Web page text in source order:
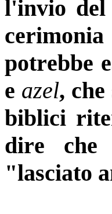
l'invio del
potrebbe
e azel,
biblici
dire che
"lasciato